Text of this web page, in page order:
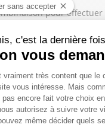
pour
pour effectuer